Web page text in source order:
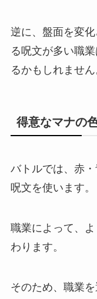
逆に、盤面を変
る呪文が多い職
るかもしれません
得意なマナの
バトルでは、赤
呪文を使います。
職業によって、
わります。
そのため、職業